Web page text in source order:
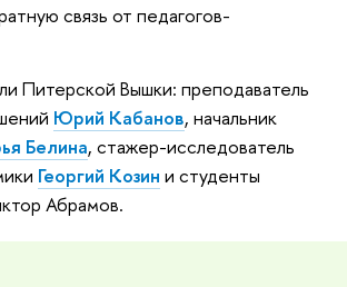
связь от педагогов-
Питерской Вышки: преподаватель
Юрий Кабанов, начальник
Белина, стажер-исследователь
Георгий Козин и студенты
Абрамов.